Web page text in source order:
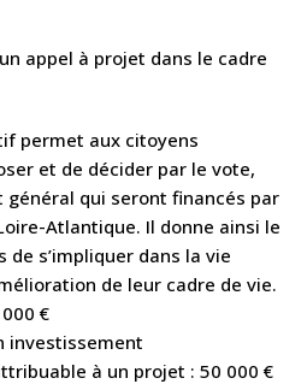
appel à projet dans le cadre
permet aux citoyens
et de décider par le vote,
général qui seront financés par
Atlantique. Il donne ainsi le
de s’impliquer dans la vie
de leur cadre de vie.
€
investissement
à un projet : 50 000 €